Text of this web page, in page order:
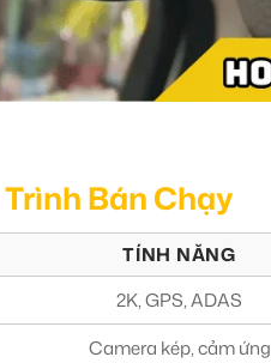
Bán Chạy
TÍNH NĂNG
2K, GPS, ADAS
Camera kép, cảm ứng